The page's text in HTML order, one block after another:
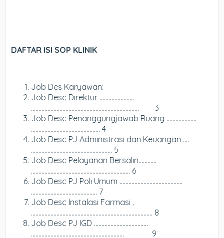
DAFTAR ISI SOP KLINIK
Job Des Karyawan:
Job Desc Direktur …………………..
……………………………………………………………… 3
Job Desc Penanggungjawab Ruang .…..…………..
………………………………………. 4
Job Desc PJ Administrasi dan Keuangan ….
……………………………………………… 5
Job Desc Pelayanan Bersalin…….…..
………………………………………………………… 6
Job Desc PJ Poli Umum ……………………………….…..
…………………………………….. 7
Job Desc Instalasi Farmasi .
……………………………………………………………………… 8
Job Desc PJ IGD ………………………..…….
…………………………………………………….. 9